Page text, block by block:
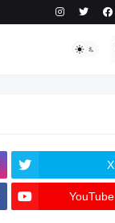
X
YouTube